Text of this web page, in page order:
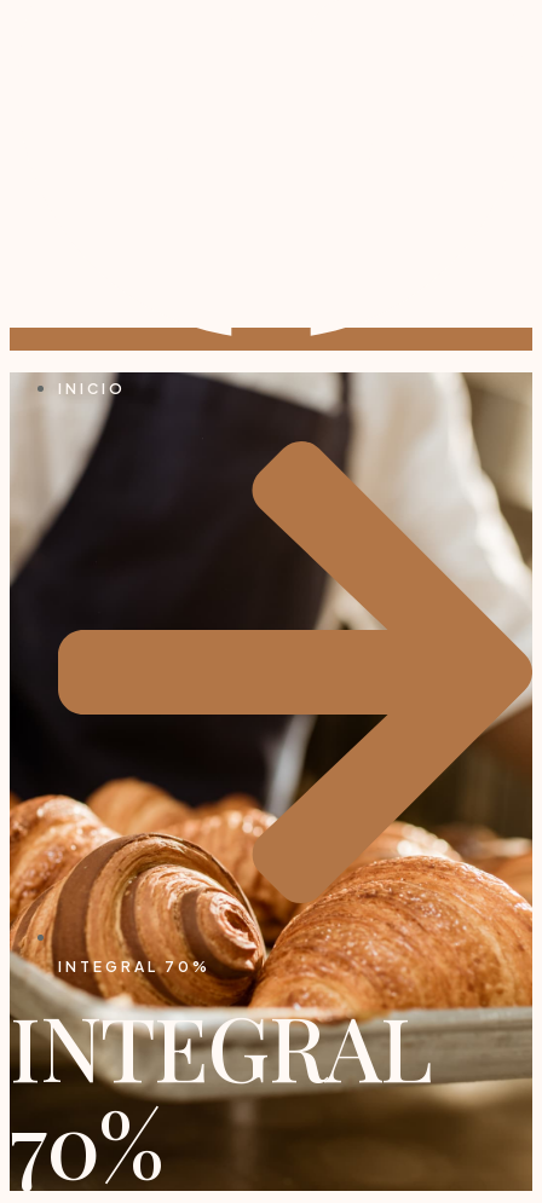
INICIO
INTEGRAL 70%
INTEGRAL
70%